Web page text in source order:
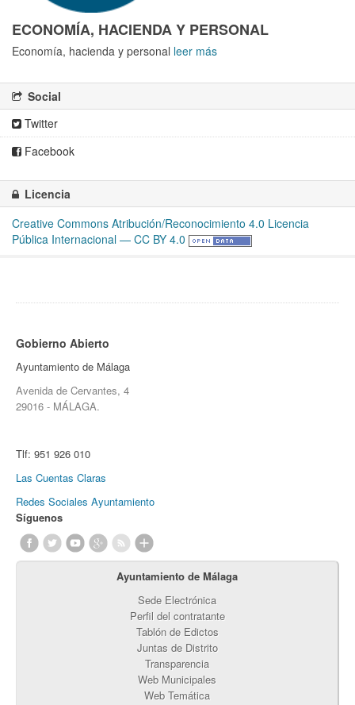
ECONOMÍA, HACIENDA Y PERSONAL
Economía, hacienda y personal leer más
Social
Twitter
Facebook
Licencia
Creative Commons Atribución/Reconocimiento 4.0 Licencia
Pública Internacional — CC BY 4.0
Gobierno Abierto
Ayuntamiento de Málaga
Avenida de Cervantes, 4
29016 - MÁLAGA.
Tlf: 951 926 010
Las Cuentas Claras
Redes Sociales Ayuntamiento
Síguenos
Ayuntamiento de Málaga
Sede Electrónica
Perfil del contratante
Tablón de Edictos
Juntas de Distrito
Transparencia
Web Municipales
Web Temática